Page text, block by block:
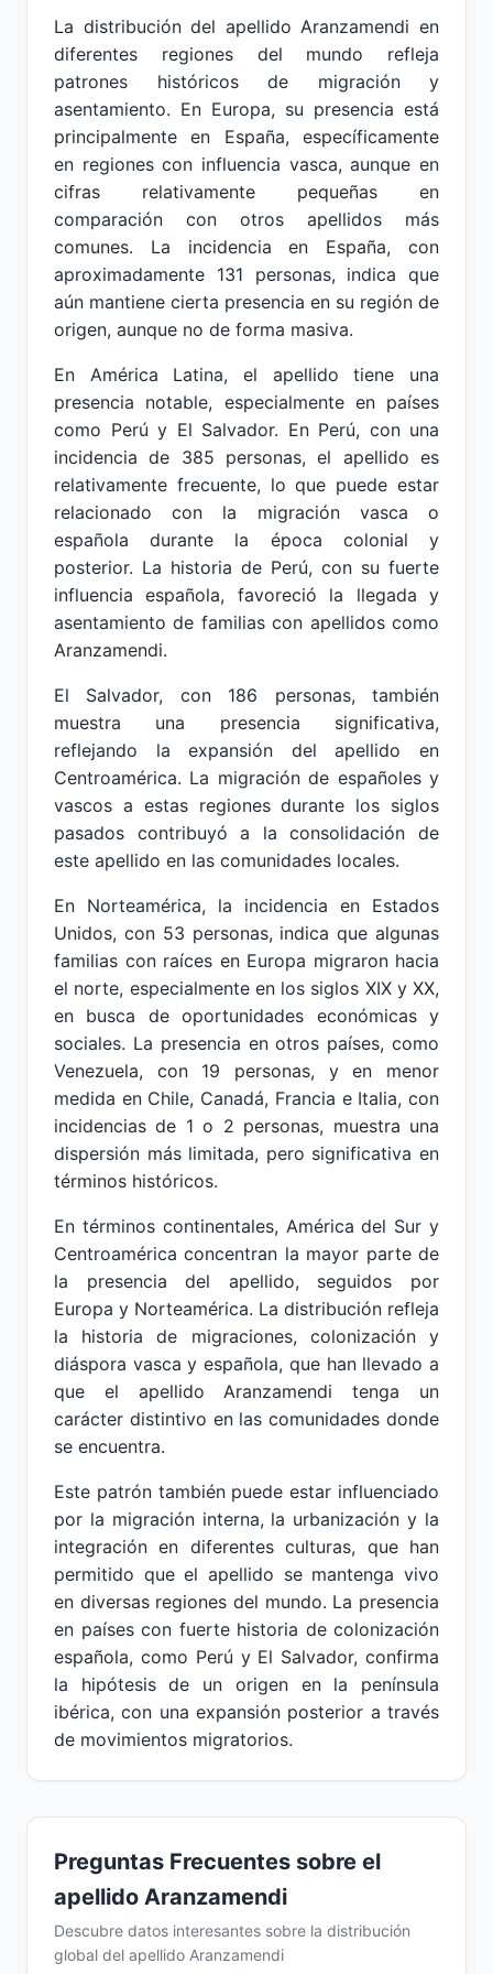
La distribución del apellido Aranzamendi en
diferentes regiones del mundo refleja
patrones históricos de migración y
asentamiento. En Europa, su presencia está
principalmente en España, específicamente
en regiones con influencia vasca, aunque en
cifras relativamente pequeñas en
comparación con otros apellidos más
comunes. La incidencia en España, con
aproximadamente 131 personas, indica que
aún mantiene cierta presencia en su región de
origen, aunque no de forma masiva.
En América Latina, el apellido tiene una
presencia notable, especialmente en países
como Perú y El Salvador. En Perú, con una
incidencia de 385 personas, el apellido es
relativamente frecuente, lo que puede estar
relacionado con la migración vasca o
española durante la época colonial y
posterior. La historia de Perú, con su fuerte
influencia española, favoreció la llegada y
asentamiento de familias con apellidos como
Aranzamendi.
El Salvador, con 186 personas, también
muestra una presencia significativa,
reflejando la expansión del apellido en
Centroamérica. La migración de españoles y
vascos a estas regiones durante los siglos
pasados contribuyó a la consolidación de
este apellido en las comunidades locales.
En Norteamérica, la incidencia en Estados
Unidos, con 53 personas, indica que algunas
familias con raíces en Europa migraron hacia
el norte, especialmente en los siglos XIX y XX,
en busca de oportunidades económicas y
sociales. La presencia en otros países, como
Venezuela, con 19 personas, y en menor
medida en Chile, Canadá, Francia e Italia, con
incidencias de 1 o 2 personas, muestra una
dispersión más limitada, pero significativa en
términos históricos.
En términos continentales, América del Sur y
Centroamérica concentran la mayor parte de
la presencia del apellido, seguidos por
Europa y Norteamérica. La distribución refleja
la historia de migraciones, colonización y
diáspora vasca y española, que han llevado a
que el apellido Aranzamendi tenga un
carácter distintivo en las comunidades donde
se encuentra.
Este patrón también puede estar influenciado
por la migración interna, la urbanización y la
integración en diferentes culturas, que han
permitido que el apellido se mantenga vivo
en diversas regiones del mundo. La presencia
en países con fuerte historia de colonización
española, como Perú y El Salvador, confirma
la hipótesis de un origen en la península
ibérica, con una expansión posterior a través
de movimientos migratorios.
Preguntas Frecuentes sobre el
apellido Aranzamendi
Descubre datos interesantes sobre la distribución
global del apellido Aranzamendi